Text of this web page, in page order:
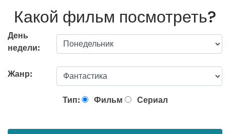
Какой фильм посмотреть?
День
недели:
Жанр:
Тип: Фильм Сериал